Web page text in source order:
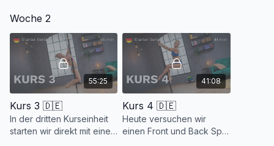
keinerlei Vorkenntnisse
und auch kein bestimmtes
Fitnesslevel.
neu Technik hinzu.
Woche 2
55:25
Kurs 3 🇩🇪
In der dritten Kurseinheit
starten wir direkt mit einem
41:08
Kurs 4 🇩🇪
Heute versuchen wir
einen Front und Back Spin